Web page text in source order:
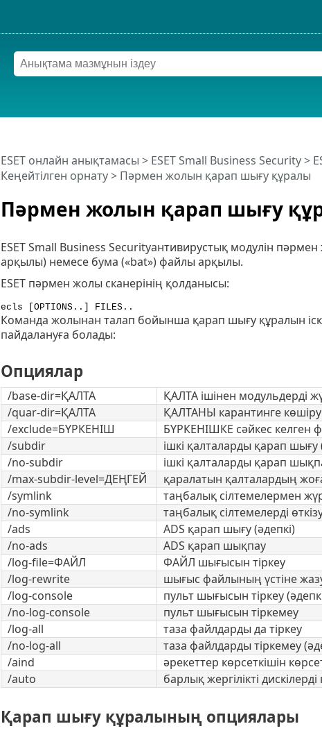
Пәрмен жолын қарап шығу
ESET онлайн анықтамасы > ESET Small Business Security>
Кеңейтілген орнату> Пәрмен жолын қарап шығу құралы
ESET Small Business Securityантивирустық модулін
арқылы) немесе бума («bat») файлы арқылы.
ESET пәрмен жолы сканерінің қолданысы:
ecls [OPTIONS..] FILES..
Команда жолынан талап бойынша қарап шығу құралын
пайдалануға болады:
Опциялар
/base-dir=ҚАЛТА
ҚАЛТА ішінен модульдерді
/quar-dir=ҚАЛТА
ҚАЛТАНЫ карантинге көшіру
/exclude=БҮРКЕНІШ
БҮРКЕНІШКЕ сәйкес келген
/subdir
ішкі қалталарды қарап шығу
/no-subdir
ішкі қалталарды қарап
/max-subdir-level=ДЕҢГЕЙ
қаралатын қалталардың
/symlink
таңбалық сілтемелермен
/no-symlink
таңбалық сілтемелерді
/ads
ADS қарап шығу (әдепкі)
/no-ads
ADS қарап шықпау
/log-file=ФАЙЛ
ФАЙЛ шығысын тіркеу
/log-rewrite
шығыс файлының үстіне
/log-console
пульт шығысын тіркеу
/no-log-console
пульт шығысын тіркемеу
/log-all
таза файлдарды да тіркеу
/no-log-all
таза файлдарды тіркемеу
/aind
әрекеттер көрсеткішін
/auto
барлық жергілікті
Қарап шығу құралының опциялары